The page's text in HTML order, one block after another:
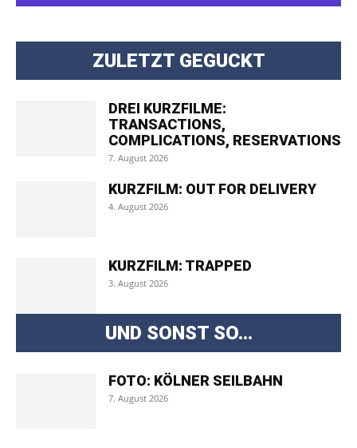
ZULETZT GEGUCKT
DREI KURZFILME:
TRANSACTIONS,
COMPLICATIONS, RESERVATIONS
7. August 2026
KURZFILM: OUT FOR DELIVERY
4. August 2026
KURZFILM: TRAPPED
3. August 2026
UND SONST SO...
FOTO: KÖLNER SEILBAHN
7. August 2026